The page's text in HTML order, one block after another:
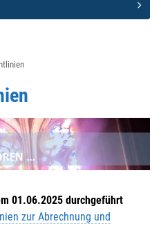
01.06.2025 durchgeführt
zur Abrechnung und